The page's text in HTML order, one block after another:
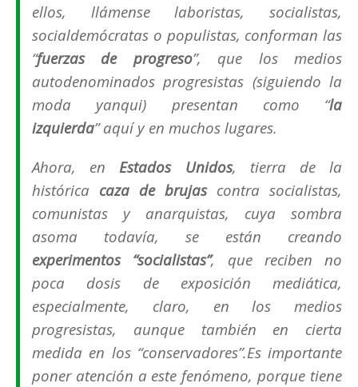
ellos, llámense laboristas, socialistas,
socialdemócratas o populistas, conforman las
“fuerzas de progreso”, que los medios
autodenominados progresistas (siguiendo la
moda yanqui) presentan como “la
izquierda”aquí y en muchos lugares.
Ahora, en Estados Unidos, tierra de la
histórica caza de brujas contra socialistas,
comunistas y anarquistas, cuya sombra
asoma todavía, se están creando
experimentos “socialistas”, que reciben no
poca dosis de exposición mediática,
especialmente, claro, en los medios
progresistas, aunque también en cierta
medida en los “conservadores”.Es importante
poner atención a este fenómeno, porque tiene